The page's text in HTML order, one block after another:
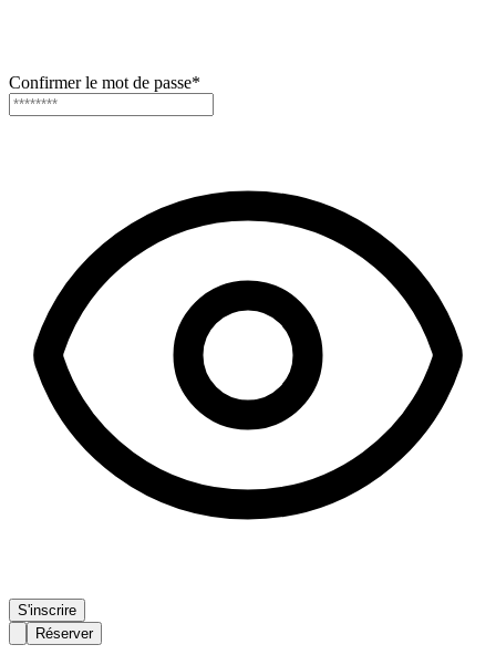
Confirmer le mot de passe*
S'inscrire
Réserver